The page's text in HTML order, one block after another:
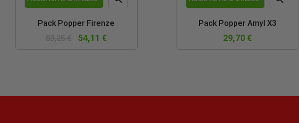
Pack Popper Firenze
54,11 €
Pack Popper Amyl X3
29,70 €